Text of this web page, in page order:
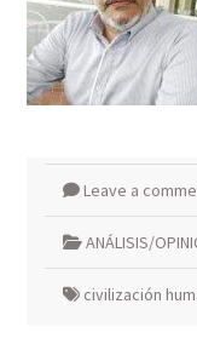
Leave a
ANÁLISIS/
civilización